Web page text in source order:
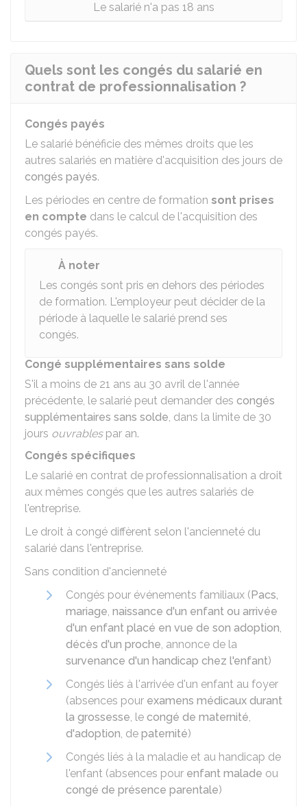
Le salarié n'a pas 18 ans
Quels sont les congés du salarié en
contrat de professionnalisation ?
Congés payés
Le salarié bénéficie des mêmes droits que les
autres salariés en matière d'acquisition des jours de
congés payés.
Les périodes en centre de formation sont prises
en compte dans le calcul de l'acquisition des
congés payés.
À noter
Les congés sont pris en dehors des périodes
de formation. L'employeur peut décider de la
période à laquelle le salarié prend ses
congés.
Congé supplémentaires sans solde
S'il a moins de 21 ans au 30 avril de l'année
précédente, le salarié peut demander des congés
supplémentaires sans solde, dans la limite de 30
jours ouvrablespar an.
Congés spécifiques
Le salarié en contrat de professionnalisation a droit
aux mêmes congés que les autres salariés de
l'entreprise.
Le droit à congé diffèrent selon l'ancienneté du
salarié dans l'entreprise.
Sans condition d'ancienneté
Congés pour événements familiaux (Pacs,
mariage, naissance d'un enfant ou arrivée
d'un enfant placé en vue de son adoption,
décès d'un proche, annonce de la
survenance d'un handicap chez l'enfant)
Congés liés à l'arrivée d'un enfant au foyer
(absences pour examens médicaux durant
la grossesse, le congé de maternité,
d'adoption, de paternité)
Congés liés à la maladie et au handicap de
l'enfant (absences pour enfant malade ou
congé de présence parentale)